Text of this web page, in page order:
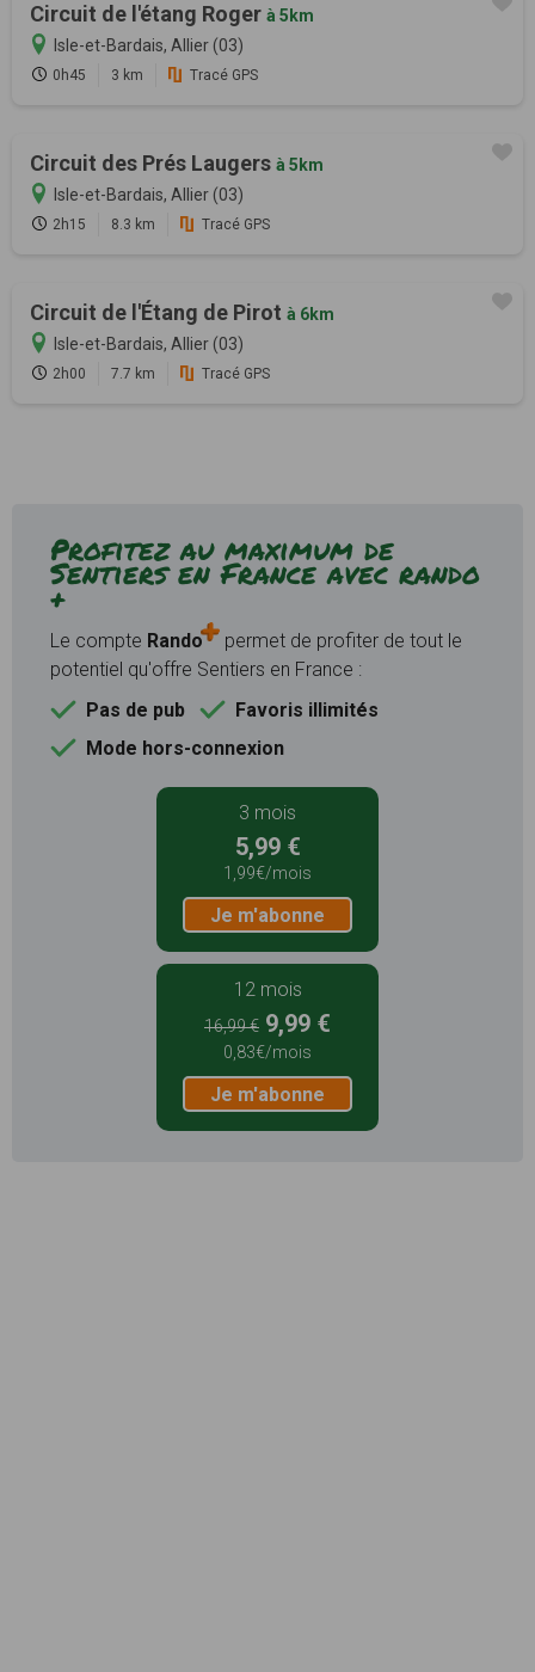
Circuit de l'étang Roger à 5km
Isle-et-Bardais, Allier (03)
0h45 3 km Tracé GPS
Circuit des Prés Laugers à 5km
Isle-et-Bardais, Allier (03)
2h15 8.3 km Tracé GPS
Circuit de l'Étang de Pirot à 6km
Isle-et-Bardais, Allier (03)
2h00 7.7 km Tracé GPS
Profitez au maximum de
Sentiers en France avec rando
+
Le compte Rando
permet de profiter de tout le
potentiel qu'offre Sentiers en France :
Pas de pub
Favoris illimités
Mode hors-connexion
3 mois
5,99 €
1,99€/mois
Je m'abonne
12 mois
16,99 € 9,99 €
0,83€/mois
Je m'abonne